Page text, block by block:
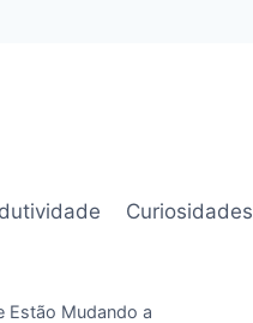
Curiosidades
Estão Mudando a